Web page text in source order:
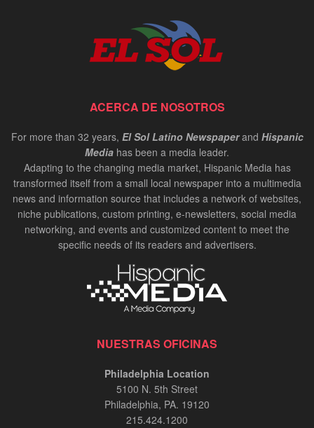
ACERCA DE NOSOTROS
For more than 32 years, El Sol Latino Newspaperand Hispanic
Media has been a media leader.
Adapting to the changing media market, Hispanic Media has
transformed itself from a small local newspaper into a multimedia
news and information source that includes a network of websites,
niche publications, custom printing, e-newsletters, social media
networking, and events and customized content to meet the
specific needs of its readers and advertisers.
NUESTRAS OFICINAS
Philadelphia Location
5100 N. 5th Street
Philadelphia, PA. 19120
215.424.1200